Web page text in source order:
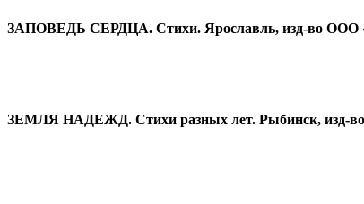
ЗАПОВЕДЬ СЕРДЦА. Стихи. Ярославль, изд-во ООО
ЗЕМЛЯ НАДЕЖД. Стихи разных лет. Рыбинск, изд-